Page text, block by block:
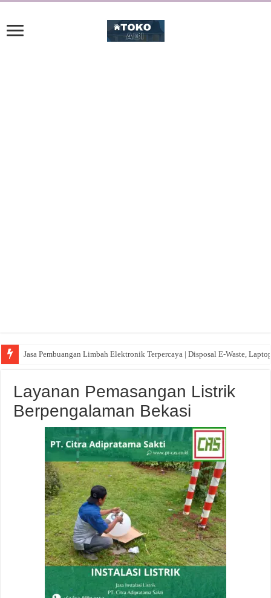
Jasa Pembuangan Limbah Elektronik Terpercaya | Disposal E-Waste,
Layanan Pemasangan Listrik
Berpengalaman Bekasi